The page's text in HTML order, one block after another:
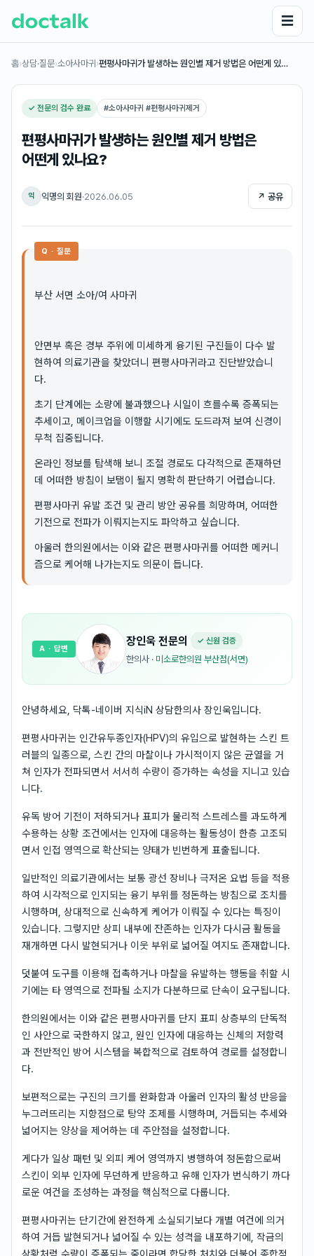
☰
홈›상담·질문›소아사마귀 ›편평사마귀가 발생하는 원인별 제거 방법은 어떤게 있…
✓ 전문의 검수 완료 #소아사마귀 #편평사마귀제거
편평사마귀가 발생하는 원인별 제거 방법은
어떤게 있나요?
익 익명의 회원·2026.06.05 ↗ 공유
Q · 질문
부산 서면 소아/여 사마귀
안면부 혹은 경부 주위에 미세하게 융기된 구진들이 다수 발
현하여 의료기관을 찾았더니 편평사마귀라고 진단받았습니
다.
초기 단계에는 소량에 불과했으나 시일이 흐를수록 증폭되는
추세이고, 메이크업을 이행할 시기에도 도드라져 보여 신경이
무척 집중됩니다.
온라인 정보를 탐색해 보니 조절 경로도 다각적으로 존재하던
데 어떠한 방침이 보탬이 될지 명확히 판단하기 어렵습니다.
편평사마귀 유발 조건 및 관리 방안 공유를 희망하며, 어떠한
기전으로 전파가 이뤄지는지도 파악하고 싶습니다.
아울러 한의원에서는 이와 같은 편평사마귀를 어떠한 메커니
즘으로 케어해 나가는지도 의문이 듭니다.
장인욱 전문의 ✓ 신원 검증
한의사 · 미소로한의원 부산점(서면)
A · 답변
안녕하세요, 닥톡-네이버 지식iN 상담한의사 장인욱입니다.
편평사마귀는 인간유두종인자(HPV)의 유입으로 발현하는 스킨 트
러블의 일종으로, 스킨 간의 마찰이나 가시적이지 않은 균열을 거
쳐 인자가 전파되면서 서서히 수량이 증가하는 속성을 지니고 있습
니다.
유독 방어 기전이 저하되거나 표피가 물리적 스트레스를 과도하게
수용하는 상황 조건에서는 인자에 대응하는 활동성이 한층 고조되
면서 인접 영역으로 확산되는 양태가 빈번하게 표출됩니다.
일반적인 의료기관에서는 보통 광선 장비나 극저온 요법 등을 적용
하여 시각적으로 인지되는 융기 부위를 정돈하는 방침으로 조치를
시행하며, 상대적으로 신속하게 케어가 이뤄질 수 있다는 특징이
있습니다. 그렇지만 상피 내부에 잔존하는 인자가 다시금 활동을
재개하면 다시 발현되거나 이웃 부위로 넓어질 여지도 존재합니다.
덧붙여 도구를 이용해 접촉하거나 마찰을 유발하는 행동을 취할 시
기에는 타 영역으로 전파될 소지가 다분하므로 단속이 요구됩니다.
한의원에서는 이와 같은 편평사마귀를 단지 표피 상층부의 단독적
인 사안으로 국한하지 않고, 원인 인자에 대응하는 신체의 저항력
과 전반적인 방어 시스템을 복합적으로 검토하여 경로를 설정합니
다.
보편적으로는 구진의 크기를 완화함과 아울러 인자의 활성 반응을
누그러뜨리는 지향점으로 탕약 조제를 시행하며, 거듭되는 추세와
넓어지는 양상을 제어하는 데 주안점을 설정합니다.
게다가 일상 패턴 및 외피 케어 영역까지 병행하여 정돈함으로써
스킨이 외부 인자에 무던하게 반응하고 유해 인자가 번식하기 까다
로운 여건을 조성하는 과정을 핵심적으로 다룹니다.
편평사마귀는 단기간에 완전하게 소실되기보다 개별 여건에 의거
하여 거듭 발현되거나 넓어질 수 있는 성격을 내포하기에, 작금의
상황처럼 수량이 증폭되는 중이라면 합당한 처치와 더불어 종합적